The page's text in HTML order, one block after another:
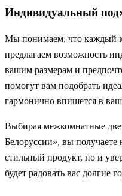
Индивидуальный
Мы понимаем, что каждый
предлагаем возможность
вашим размерам и
помогут вам подобрать
гармонично впишется в ваш
Выбирая межкомнатные
Белоруссии», вы получаете
стильный продукт, но и
будет радовать вас долгие